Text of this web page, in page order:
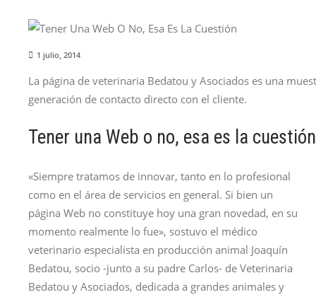
1 julio, 2014
La página de veterinaria Bedatou y Asociados es una
generación de contacto directo con el cliente.
Tener una Web o no, esa es la cuestión
«Siempre tratamos de innovar, tanto en lo profesional
como en el área de servicios en general. Si bien un
página Web no constituye hoy una gran novedad, en su
momento realmente lo fue», sostuvo el médico
veterinario especialista en producción animal Joaquín
Bedatou, socio -junto a su padre Carlos- de Veterinaria
Bedatou y Asociados, dedicada a grandes animales y